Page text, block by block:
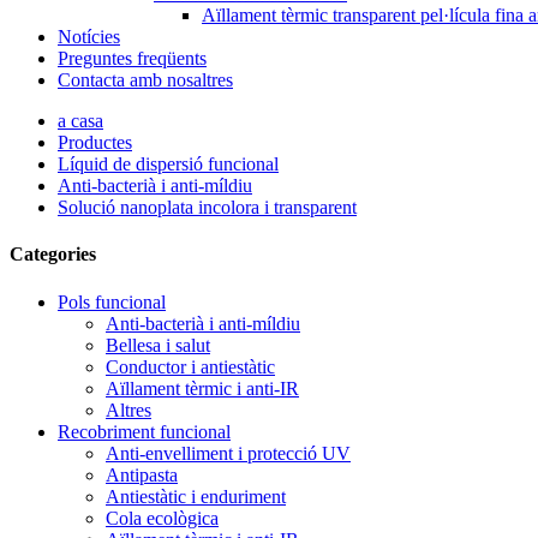
Aïllament tèrmic transparent pel·lícula fina
Notícies
Preguntes freqüents
Contacta amb nosaltres
a casa
Productes
Líquid de dispersió funcional
Anti-bacterià i anti-míldiu
Solució nanoplata incolora i transparent
Categories
Pols funcional
Anti-bacterià i anti-míldiu
Bellesa i salut
Conductor i antiestàtic
Aïllament tèrmic i anti-IR
Altres
Recobriment funcional
Anti-envelliment i protecció UV
Antipasta
Antiestàtic i enduriment
Cola ecològica